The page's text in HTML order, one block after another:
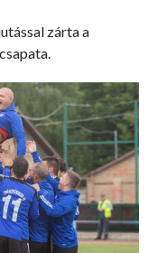
zárta a